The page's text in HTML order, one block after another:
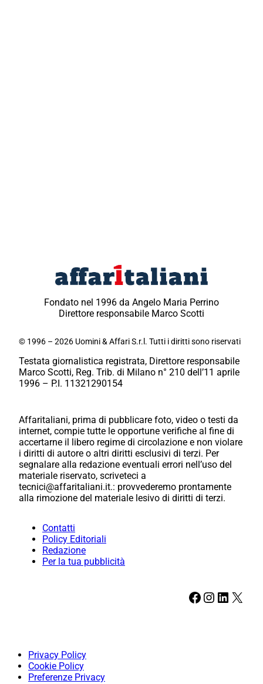
Fondato nel 1996 da Angelo Maria Perrino
Direttore responsabile Marco Scotti
© 1996 – 2026 Uomini & Affari S.r.l. Tutti i diritti sono riservati
Testata giornalistica registrata, Direttore responsabile
Marco Scotti, Reg. Trib. di Milano n° 210 dell’11 aprile
1996 – P.I. 11321290154
Affaritaliani, prima di pubblicare foto, video o testi da
internet, compie tutte le opportune verifiche al fine di
accertarne il libero regime di circolazione e non violare
i diritti di autore o altri diritti esclusivi di terzi. Per
segnalare alla redazione eventuali errori nell’uso del
materiale riservato, scriveteci a
tecnici@affaritaliani.it.: provvederemo prontamente
alla rimozione del materiale lesivo di diritti di terzi.
Contatti
Policy Editoriali
Redazione
Per la tua pubblicità
Facebook Instagram LinkedIn X
Privacy Policy
Cookie Policy
Preferenze Privacy